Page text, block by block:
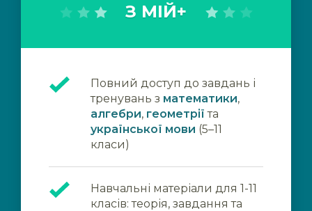
З МІЙ+
Повний доступ до завдань і
тренувань з математики,
алгебри, геометрії та
української мови (5–11
класи)
Навчальні матеріали для 1-11
класів: теорія, завдання та